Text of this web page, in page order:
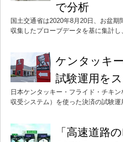
で分析
国土交通省は2020年8月20日、お盆
収集したプローブデータを基に集計
ケンタッキ
試験運用を
日本ケンタッキー・フライド・チキ
収受システム）を使った決済の試験運
「高速道路